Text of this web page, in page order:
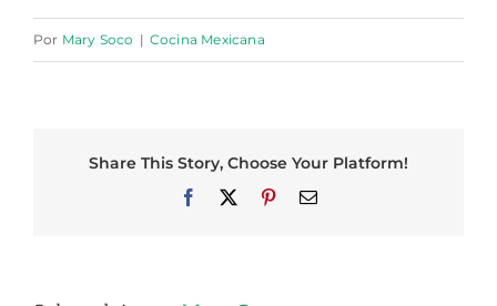
Por Mary Soco | Cocina Mexicana
Share This Story, Choose Your Platform!
Facebook PinterestCorreo